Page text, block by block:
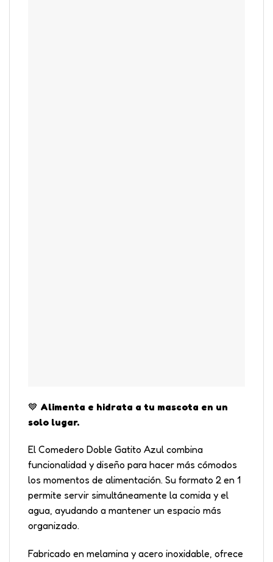
💙 Alimenta e hidrata a tu mascota en un
solo lugar.
El Comedero Doble Gatito Azul combina
funcionalidad y diseño para hacer más cómodos
los momentos de alimentación. Su formato 2 en 1
permite servir simultáneamente la comida y el
agua, ayudando a mantener un espacio más
organizado.
Fabricado en melamina y acero inoxidable, ofrece